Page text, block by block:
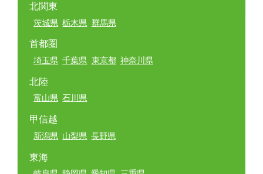
北関東
茨城県 栃木県 群馬県
首都圏
埼玉県 千葉県 東京都 神奈川県
北陸
富山県 石川県
甲信越
新潟県 山梨県 長野県
東海